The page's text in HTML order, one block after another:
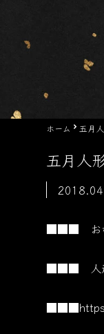
ホーム 五月
五月人
■■■ おか
■■■ 人
■■■